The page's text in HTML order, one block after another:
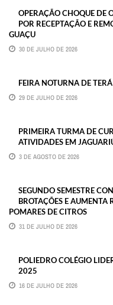
OPERAÇÃO CHOQUE DE
POR RECEPTAÇÃO E
GUAÇU
30 DE JULHO DE 2026
FEIRA NOTURNA DE
29 DE JULHO DE 2026
PRIMEIRA TURMA DE
ATIVIDADES EM
3 DE AGOSTO DE 2026
SEGUNDO SEMESTRE
BROTAÇÕES E AUMENTA
POMARES DE CITROS
31 DE JULHO DE 2026
POLIEDRO COLÉGIO
2025
16 DE JULHO DE 2026